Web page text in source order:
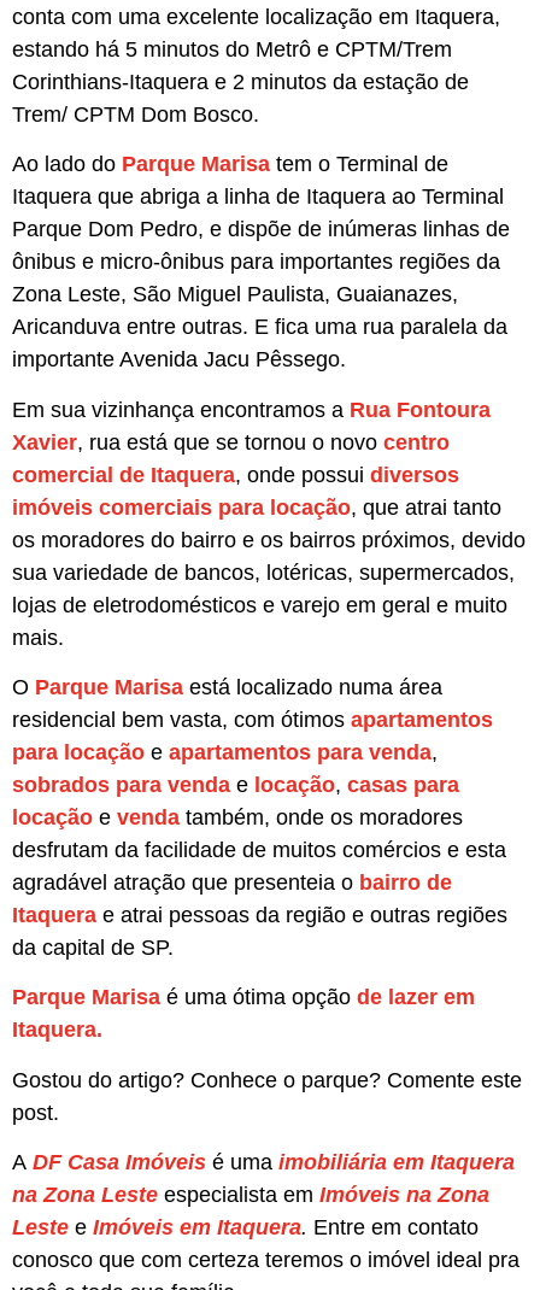
conta com uma excelente localização em Itaquera,
estando há 5 minutos do Metrô e CPTM/Trem
Corinthians-Itaquera e 2 minutos da estação de
Trem/ CPTM Dom Bosco.
Ao lado do Parque Marisa tem o Terminal de
Itaquera que abriga a linha de Itaquera ao Terminal
Parque Dom Pedro, e dispõe de inúmeras linhas de
ônibus e micro-ônibus para importantes regiões da
Zona Leste, São Miguel Paulista, Guaianazes,
Aricanduva entre outras. E fica uma rua paralela da
importante Avenida Jacu Pêssego.
Em sua vizinhança encontramos a Rua Fontoura
Xavier, rua está que se tornou o novo centro
comercial de Itaquera, onde possui diversos
imóveis comerciais para locação, que atrai tanto
os moradores do bairro e os bairros próximos, devido
sua variedade de bancos, lotéricas, supermercados,
lojas de eletrodomésticos e varejo em geral e muito
mais.
O Parque Marisa está localizado numa área
residencial bem vasta, com ótimos apartamentos
para locação e apartamentos para venda,
sobrados para venda e locação, casas para
locação e venda também, onde os moradores
desfrutam da facilidade de muitos comércios e esta
agradável atração que presenteia o bairro de
Itaquera e atrai pessoas da região e outras regiões
da capital de SP.
Parque Marisa é uma ótima opção de lazer em
Itaquera.
Gostou do artigo? Conhece o parque? Comente este
post.
A DF Casa Imóveis é uma imobiliária em Itaquera
na Zona Leste especialista em Imóveis na Zona
Leste e Imóveis em Itaquera. Entre em contato
conosco que com certeza teremos o imóvel ideal pra